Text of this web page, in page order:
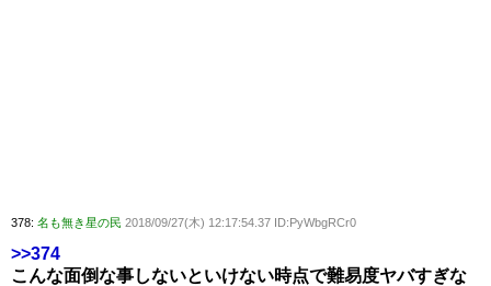
378: 名も無き星の民 2018/09/27(木) 12:17:54.37 ID:PyWbgRCr0
>>374
こんな面倒な事しないといけない時点で難易度ヤバすぎな